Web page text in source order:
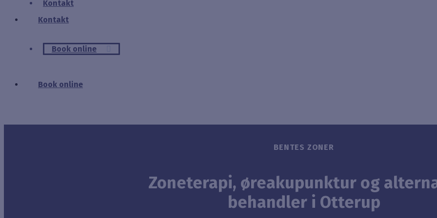
Kontakt
Book online
Kontakt
Book online
BENTES ZONER
Zoneterapi, øreakupunktur og
behandler i Otterup